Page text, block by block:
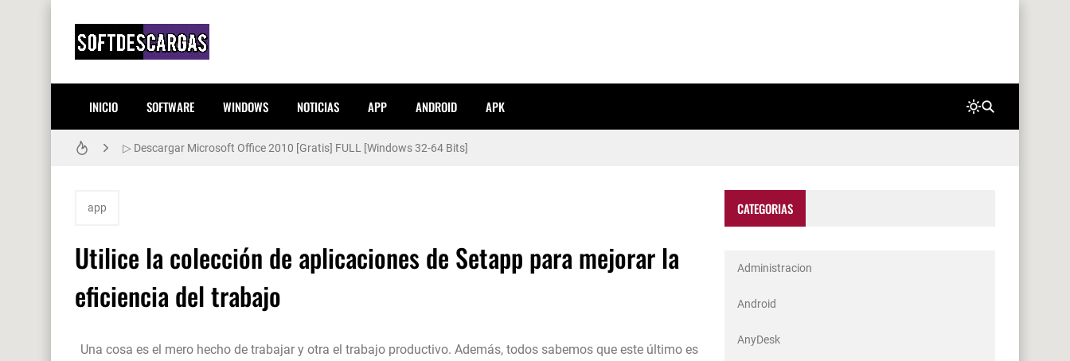
INICIO SOFTWARE WINDOWS NOTICIAS APP ANDROID APK
▷ Descargar Windows XP Gratis [32-64 Bits] Español [ISO] 2024
▷ Descargar Microsoft Office 2010 [Gratis] FULL [Windows 32-64 Bits]
app
Utilice la colección de aplicaciones de Setapp para mejorar la
eficiencia del trabajo
Una cosa es el mero hecho de trabajar y otra el trabajo productivo. Además, todos sabemos que este último es
CATEGORIAS
Administracion
Android
AnyDesk